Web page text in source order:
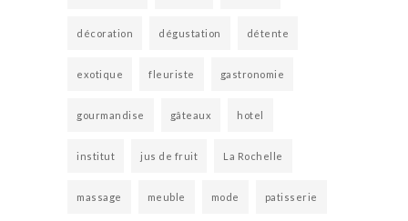
décoration dégustation détente
exotique fleuriste gastronomie
gourmandise gâteaux hotel
institut jus de fruit La Rochelle
massage meuble mode patisserie